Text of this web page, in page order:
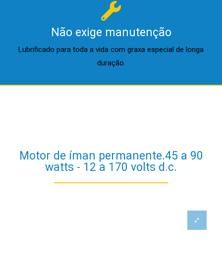
Não exige manutenção
Lubrificado para toda a vida com graxa especial de longa
duração.
Motor de íman permanente.45 a 90
watts - 12 a 170 volts d.c.